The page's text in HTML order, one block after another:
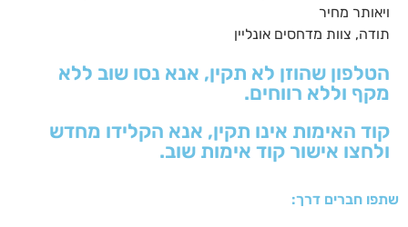
ויאותר מחיר
תודה, צוות מדחסים אונליין
הטלפון שהוזן לא תקין, אנא נסו שוב ללא
מקף וללא רווחים.
קוד האימות אינו תקין, אנא הקלידו מחדש
ולחצו אישור קוד אימות שוב.
שתפו חברים דרך: